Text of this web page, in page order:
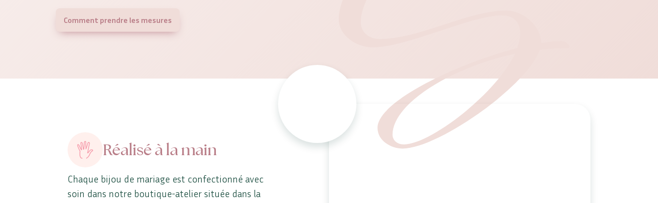
Comment prendre les mesures
Réalisé à la main
Chaque bijou de mariage est confectionné avec
soin dans notre boutique-atelier située dans la